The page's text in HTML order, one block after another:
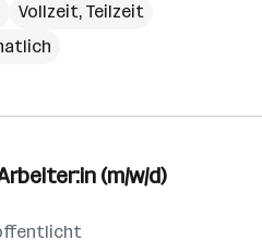
Vollzeit, Teilzeit
(m/w/d)